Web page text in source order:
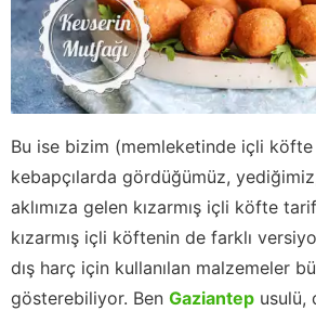
Bu ise bizim (memleketinde içli köfte
kebapçılarda gördüğümüz,
aklımıza gelen kızarmış içli köfte
kızarmış içli köftenin de farklı
dış harç için kullanılan malzemeler
gösterebiliyor. Ben Gaziantep usulü,